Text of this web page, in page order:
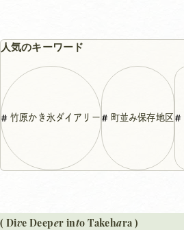
人気のキーワード
竹原かき氷ダイアリー 町並み保存地区
( Dive Deeper into Takehara )